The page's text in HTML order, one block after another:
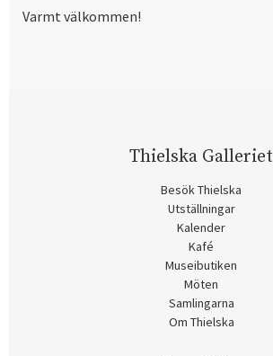
Varmt välkommen!
Thielska Galleriet
Besök Thielska
Utställningar
Kalender
Kafé
Museibutiken
Möten
Samlingarna
Om Thielska